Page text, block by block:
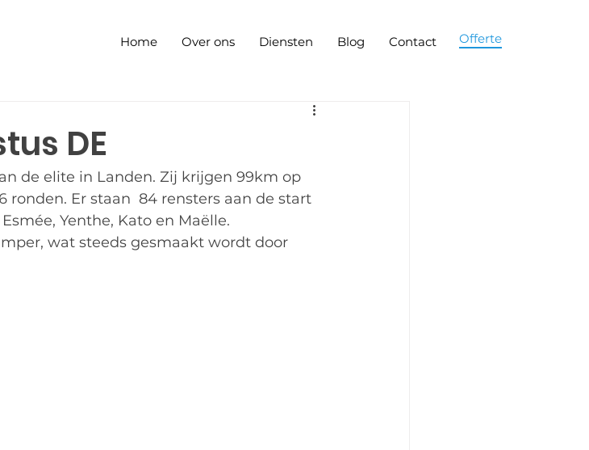
Home Over ons Diensten Blog Contact Offerte
DE
de elite in Landen. Zij krijgen 99km op
ronden. Er staan  84 rensters aan de start
Yenthe, Kato en Maëlle.
wat steeds gesmaakt wordt door